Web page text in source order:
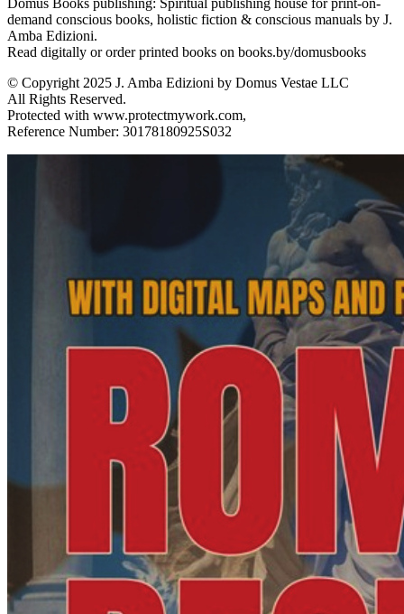
demand conscious books, holistic fiction & conscious manuals by J.
Amba Edizioni.
Read digitally or order printed books on books.by/domusbooks
© Copyright 2025 J. Amba Edizioni by Domus Vestae LLC
All Rights Reserved.
Protected with www.protectmywork.com,
Reference Number: 30178180925S032